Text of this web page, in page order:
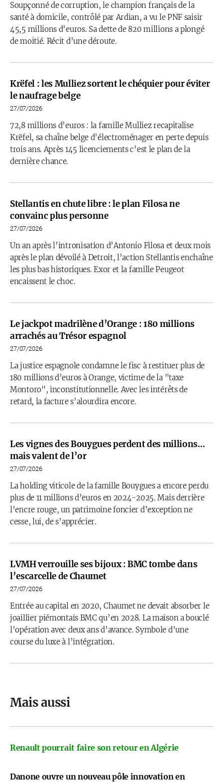
Soupçonné de corruption, le champion français de la
santé à domicile, contrôlé par Ardian, a vu le PNF saisir
45,5 millions d’euros. Sa dette de 820 millions a plongé
de moitié. Récit d’une déroute.
Krëfel : les Mulliez sortent le chéquier pour éviter
le naufrage belge
27/07/2026
72,8 millions d’euros : la famille Mulliez recapitalise
Krëfel, sa chaîne belge d’électroménager en perte depuis
trois ans. Après 145 licenciements c’est le plan de la
dernière chance.
Stellantis en chute libre : le plan Filosa ne
convainc plus personne
27/07/2026
Un an après l’intronisation d’Antonio Filosa et deux mois
après le plan dévoilé à Detroit, l’action Stellantis enchaîne
les plus bas historiques. Exor et la famille Peugeot
encaissent le choc.
Le jackpot madrilène d’Orange : 180 millions
arrachés au Trésor espagnol
27/07/2026
La justice espagnole condamne le fisc à restituer plus de
180 millions d’euros à Orange, victime de la "taxe
Montoro", inconstitutionnelle. Avec les intérêts de
retard, la facture s’alourdira encore.
Les vignes des Bouygues perdent des millions…
mais valent de l’or
27/07/2026
La holding viticole de la famille Bouygues a encore perdu
plus de 11 millions d’euros en 2024-2025. Mais derrière
l’encre rouge, un patrimoine foncier d’exception ne
cesse, lui, de s’apprécier.
LVMH verrouille ses bijoux : BMC tombe dans
l’escarcelle de Chaumet
27/07/2026
Entrée au capital en 2020, Chaumet ne devait absorber le
joaillier piémontais BMC qu’en 2028. La maison a bouclé
l’opération avec deux ans d’avance. Symbole d’une
course du luxe à l’intégration.
Mais aussi
Renault pourrait faire son retour en Algérie
Danone ouvre un nouveau pôle innovation en